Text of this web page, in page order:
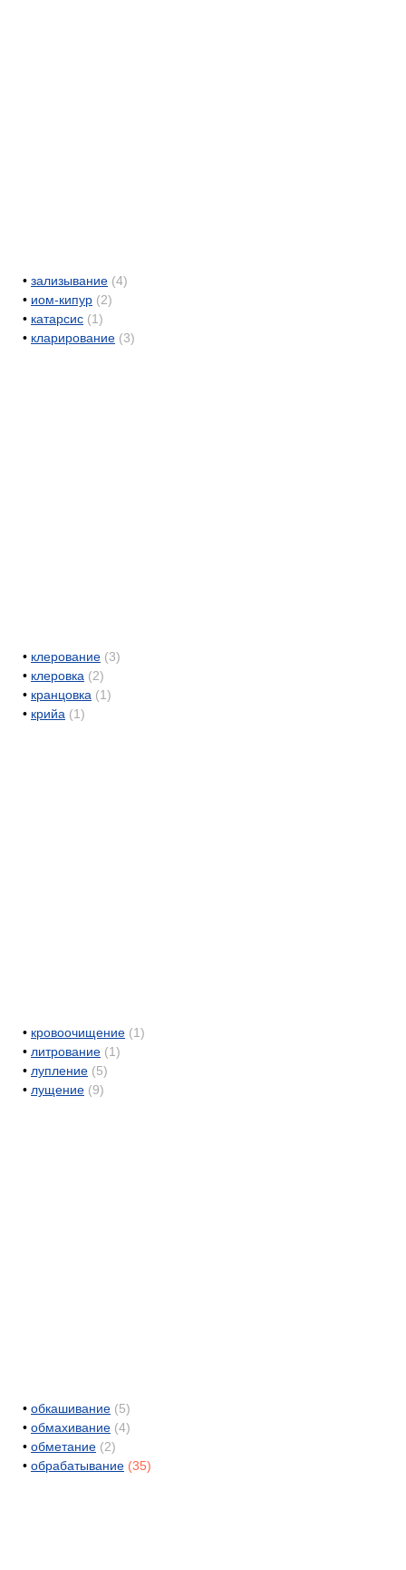
• зализывание (4)
• иом-кипур (2)
• катарсис (1)
• кларирование (3)
• клерование (3)
• клеровка (2)
• кранцовка (1)
• крийа (1)
• кровоочищение (1)
• литрование (1)
• лупление (5)
• лущение (9)
• обкашивание (5)
• обмахивание (4)
• обметание (2)
• обрабатывание (35)